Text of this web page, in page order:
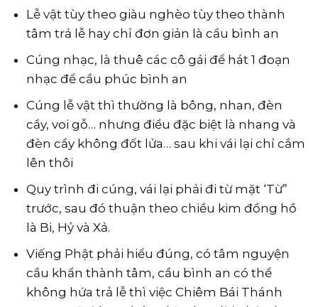
Lễ vật tùy theo giàu nghèo tùy theo thành
tâm trả lễ hay chỉ đơn giản là cầu bình an
Cúng nhạc, là thuê các cô gái để hát 1 đoạn
nhạc để cầu phúc bình an
Cúng lễ vật thì thường là bông, nhan, đèn
cầy, voi gỗ… nhưng điều đặc biệt là nhang và
đèn cầy không đốt lửa… sau khi vái lại chỉ cắm
lên thôi
Quy trình đi cúng, vái lại phải đi từ mặt ‘Từ”
trước, sau đó thuận theo chiều kim đồng hồ
là Bi, Hỷ và Xả.
Viếng Phật phải hiểu đúng, có tâm nguyện
cầu khẩn thành tâm, cầu bình an có thể
không hứa trả lễ thì việc Chiêm Bái Thánh